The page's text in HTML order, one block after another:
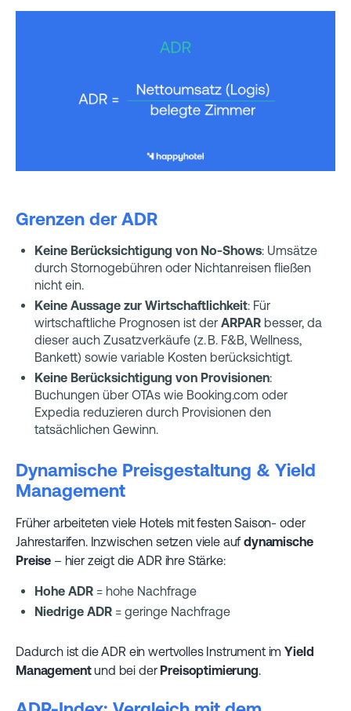
Grenzen der ADR
Keine Berücksichtigung von No-Shows: Umsätze
durch Stornogebühren oder Nichtanreisen fließen
nicht ein.
Keine Aussage zur Wirtschaftlichkeit: Für
wirtschaftliche Prognosen ist der ARPAR besser, da
dieser auch Zusatzverkäufe (z. B. F&B, Wellness,
Bankett) sowie variable Kosten berücksichtigt.
Keine Berücksichtigung von Provisionen:
Buchungen über OTAs wie Booking.com oder
Expedia reduzieren durch Provisionen den
tatsächlichen Gewinn.
Dynamische Preisgestaltung & Yield
Management
Früher arbeiteten viele Hotels mit festen Saison- oder
Jahrestarifen. Inzwischen setzen viele aufdynamische
Preise – hier zeigt die ADR ihre Stärke:
Hohe ADR = hohe Nachfrage
Niedrige ADR = geringe Nachfrage
Dadurch ist die ADR ein wertvolles Instrument imYield
Managementund bei der Preisoptimierung.